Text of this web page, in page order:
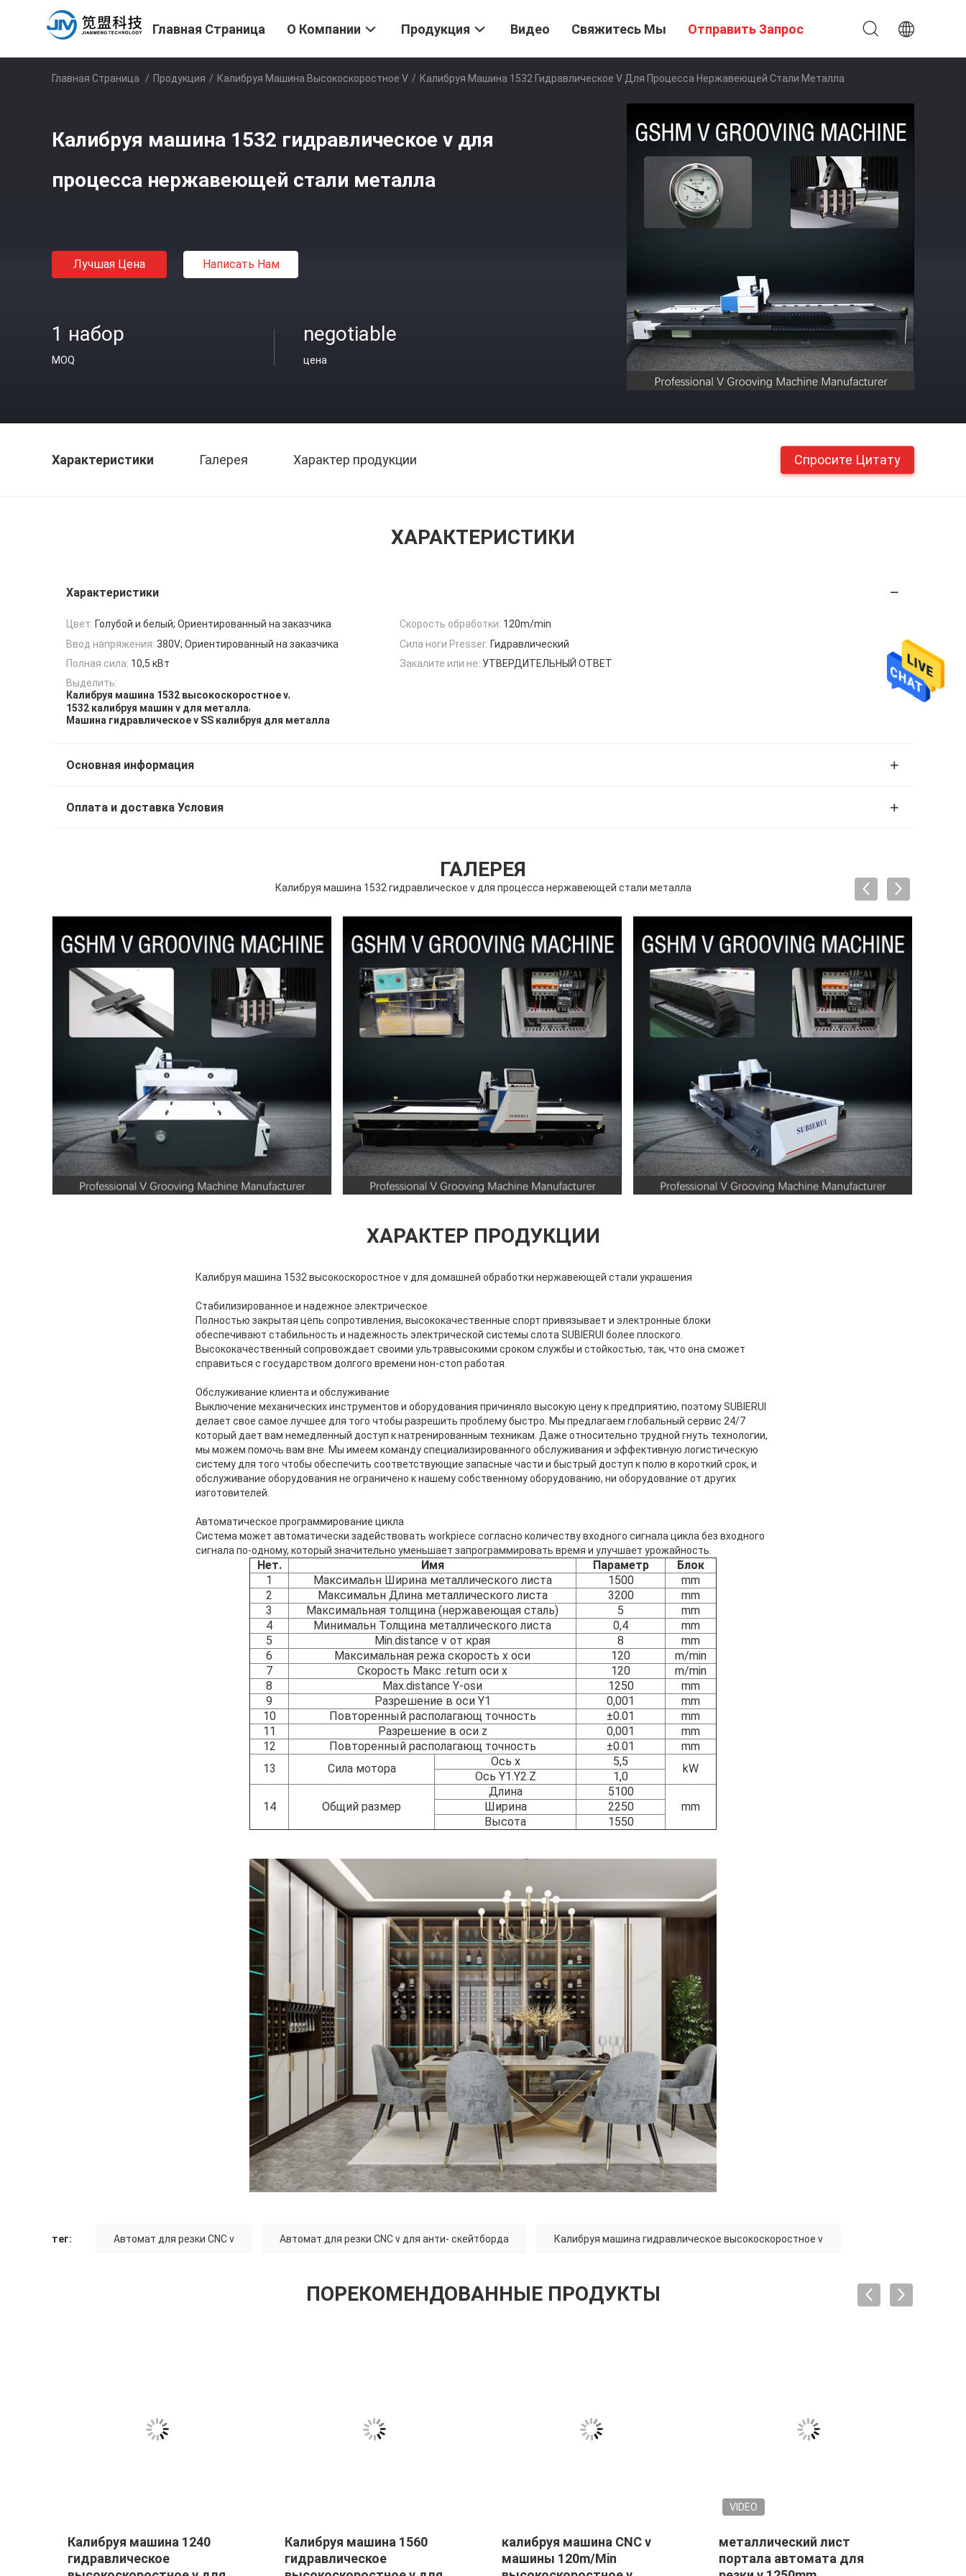
Главная Страница О Компании Продукция Видео Свяжитесь Мы Отправить Запрос
Главная Страница / Продукция / Калибруя Машина Высокоскоростное V / Калибруя Машина 1532 Гидравлическое V Для Процесса Нержавеющей Стали Металла
Калибруя машина 1532 гидравлическое v для
процесса нержавеющей стали металла
Лучшая Цена Написать Нам
1 набор
MOQ
negotiable
цена
Характеристики Галерея Характер продукции Спросите Цитату
ХАРАКТЕРИСТИКИ
Характеристики
Цвет: Голубой и белый; Ориентированный на заказчика Скорость обработки: 120m/min
Ввод напряжения: 380V; Ориентированный на заказчика Сила ноги Presser: Гидравлический
Полная сила: 10,5 кВт Закалите или не: УТВЕРДИТЕЛЬНЫЙ ОТВЕТ
Выделить:
Калибруя машина 1532 высокоскоростное v,
1532 калибруя машин v для металла,
Машина гидравлическое v SS калибруя для металла
Основная информация
Оплата и доставка Условия
ГАЛЕРЕЯ
Калибруя машина 1532 гидравлическое v для процесса нержавеющей стали металла
ХАРАКТЕР ПРОДУКЦИИ
Калибруя машина 1532 высокоскоростное v для домашней обработки нержавеющей стали украшения
Стабилизированное и надежное электрическое
Полностью закрытая цепь сопротивления, высококачественные спорт привязывает и электронные блоки
обеспечивают стабильность и надежность электрической системы слота SUBIERUI более плоского.
Высококачественный сопровождает своими ультравысокими сроком службы и стойкостью, так, что она сможет
справиться с государством долгого времени нон-стоп работая.
Обслуживание клиента и обслуживание
Выключение механических инструментов и оборудования причиняло высокую цену к предприятию, поэтому SUBIERUI
делает свое самое лучшее для того чтобы разрешить проблему быстро. Мы предлагаем глобальный сервис 24/7
который дает вам немедленный доступ к натренированным техникам. Даже относительно трудной гнуть технологии,
мы можем помочь вам вне. Мы имеем команду специализированного обслуживания и эффективную логистическую
систему для того чтобы обеспечить соответствующие запасные части и быстрый доступ к полю в короткий срок, и
обслуживание оборудования не ограничено к нашему собственному оборудованию, ни оборудование от других
изготовителей.
Автоматическое программирование цикла
Система может автоматически задействовать workpiece согласно количеству входного сигнала цикла без входного
сигнала по-одному, который значительно уменьшает запрограммировать время и улучшает урожайность.
Нет. Имя Параметр
Блок
1
Максимальн Ширина металлического листа 1500
mm
2
Максимальн Длина металлического листа 3200
mm
3
Максимальная толщина (нержавеющая сталь) 5
mm
4
Минимальн Толщина металлического листа 0,4
mm
5
Min.distance v от края 8
mm
6
Максимальная режа скорость x оси 120
m/min
7
Скорость Макс .return оси x 120
m/min
8
Max.distance Y-osи 1250
mm
9
Разрешение в оси Y1 0,001
mm
10
Повторенный располагающ точность ±0.01
mm
11
Разрешение в оси z 0,001
mm
12
Повторенный располагающ точность ±0.01
mm
13
Сила мотора
Ось x 5,5
kW
Ось Y1.Y2.Z 1,0
14 Общий размер
Длина
5100
mm
Ширина
2250
Высота
1550
тег: Автомат для резки CNC v Автомат для резки CNC v для анти- скейтборда Калибруя машина гидравлическое высокоскоростное v
ПОРЕКОМЕНДОВАННЫЕ ПРОДУКТЫ
Калибруя машина 1240
гидравлическое
Калибруя машина 1560
гидравлическое
калибруя машина CNC v
машины 120m/Min
VIDEO
металлический лист
портала автомата для